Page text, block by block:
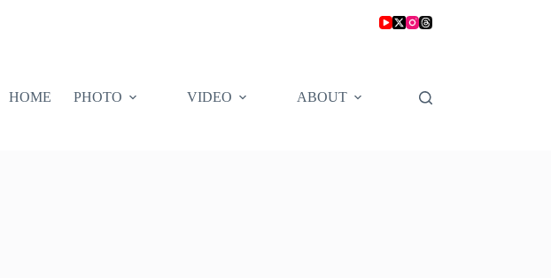
HOME PHOTO VIDEO ABOUT